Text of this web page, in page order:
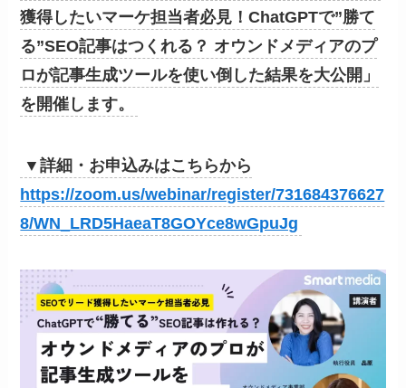
獲得したいマーケ担当者必見！ChatGPTで”勝て
る”SEO記事はつくれる？ オウンドメディアのプ
ロが記事生成ツールを使い倒した結果を大公開」
を開催します。
▼詳細・お申込みはこちらから
https://zoom.us/webinar/register/731684376627
8/WN_LRD5HaeaT8GOYce8wGpuJg